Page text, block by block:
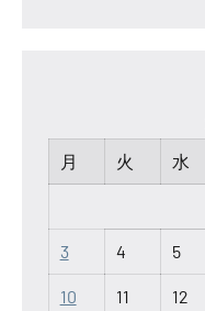
月
火 水
3 4 5
10 11 12